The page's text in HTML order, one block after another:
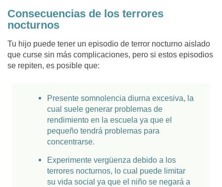
Consecuencias de los terrores
nocturnos
Tu hijo puede tener un episodio de terror nocturno aislado
que curse sin más complicaciones, pero si estos episodios
se repiten, es posible que:
Presente somnolencia diurna excesiva, la
cual suele generar problemas de
rendimiento en la escuela ya que el
pequeño tendrá problemas para
concentrarse.
Experimente vergüenza debido a los
terrores nocturnos, lo cual puede limitar
su vida social ya que el niño se negará a